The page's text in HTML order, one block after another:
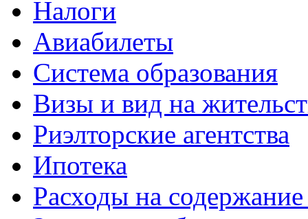
Налоги
Авиабилеты
Система образования
Визы и вид на
Риэлторские агентства
Ипотека
Расходы на